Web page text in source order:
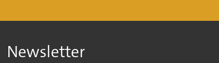
Newsletter